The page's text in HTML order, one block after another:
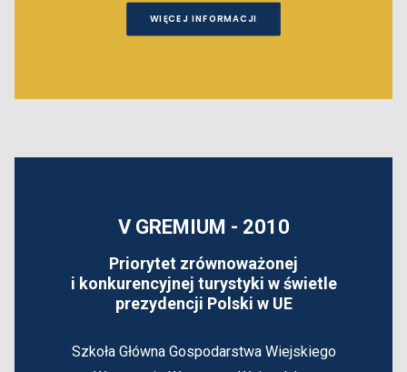
WIĘCEJ INFORMACJI
V GREMIUM - 2010
Priorytet zrównoważonej
i konkurencyjnej turystyki w świetle
prezydencji Polski w UE
Szkoła Główna Gospodarstwa Wiejskiego